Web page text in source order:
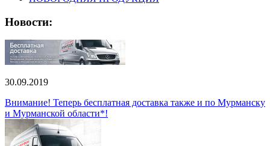
Новости:
30.09.2019
Внимание! Теперь бесплатная доставка также и по Мурманску
и Мурманской области*!